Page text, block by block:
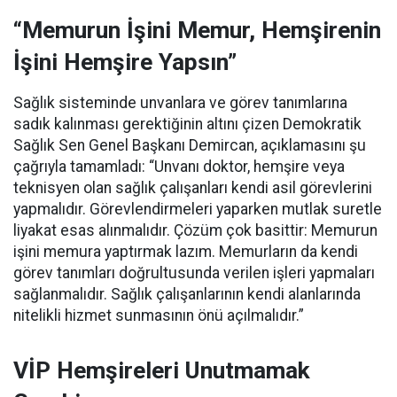
“Memurun İşini Memur, Hemşirenin
İşini Hemşire Yapsın”
Sağlık sisteminde unvanlara ve görev tanımlarına
sadık kalınması gerektiğinin altını çizen Demokratik
Sağlık Sen Genel Başkanı Demircan, açıklamasını şu
çağrıyla tamamladı: “Unvanı doktor, hemşire veya
teknisyen olan sağlık çalışanları kendi asil görevlerini
yapmalıdır. Görevlendirmeleri yaparken mutlak suretle
liyakat esas alınmalıdır. Çözüm çok basittir: Memurun
işini memura yaptırmak lazım. Memurların da kendi
görev tanımları doğrultusunda verilen işleri yapmaları
sağlanmalıdır. Sağlık çalışanlarının kendi alanlarında
nitelikli hizmet sunmasının önü açılmalıdır.”
VİP Hemşireleri Unutmamak